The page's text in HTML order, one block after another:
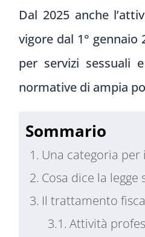
Dal 2025 anche
vigore dal 1°
per servizi sessuali
normative di ampia
Sommario
Una categoria per
Cosa dice la
Il trattamento
Attività